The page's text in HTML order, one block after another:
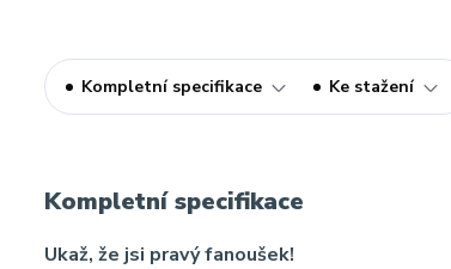
Kompletní specifikace Ke stažení
Kompletní specifikace
Ukaž, že jsi pravý fanoušek!